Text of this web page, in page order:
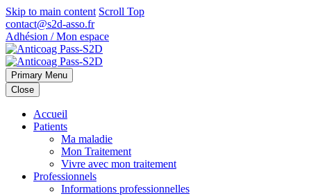
Skip to main content Scroll Top
contact@s2d-asso.fr
Adhésion / Mon espace
Primary Menu
Close
Accueil
Patients
Ma maladie
Mon Traitement
Vivre avec mon traitement
Professionnels
Informations professionnelles